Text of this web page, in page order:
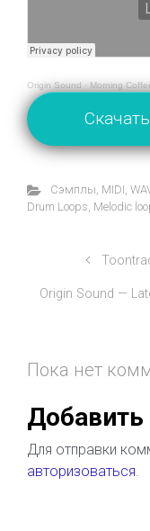
Origin Sound·Morning
Скачать
Cэмплы, MIDI,
Drum Loops, Melodic
Origin Sound —
Пока нет
Для отправки
авторизоваться.